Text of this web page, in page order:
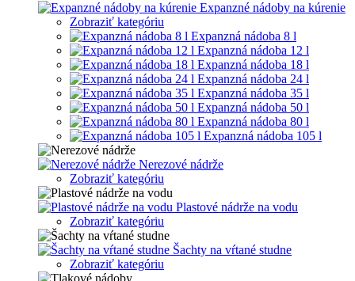
Expanzné nádoby na kúrenie
Zobraziť kategóriu
Expanzná nádoba 8 l
Expanzná nádoba 12 l
Expanzná nádoba 18 l
Expanzná nádoba 24 l
Expanzná nádoba 35 l
Expanzná nádoba 50 l
Expanzná nádoba 80 l
Expanzná nádoba 105 l
Nerezové nádrže
Zobraziť kategóriu
Plastové nádrže na vodu
Zobraziť kategóriu
Šachty na vŕtané studne
Zobraziť kategóriu